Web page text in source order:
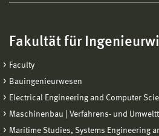
Fakultät für
Faculty
Bauingenieurwesen
Electrical Engineering and Computer
Maschinenbau | Verfahrens- und
Maritime Studies, Systems Engineering